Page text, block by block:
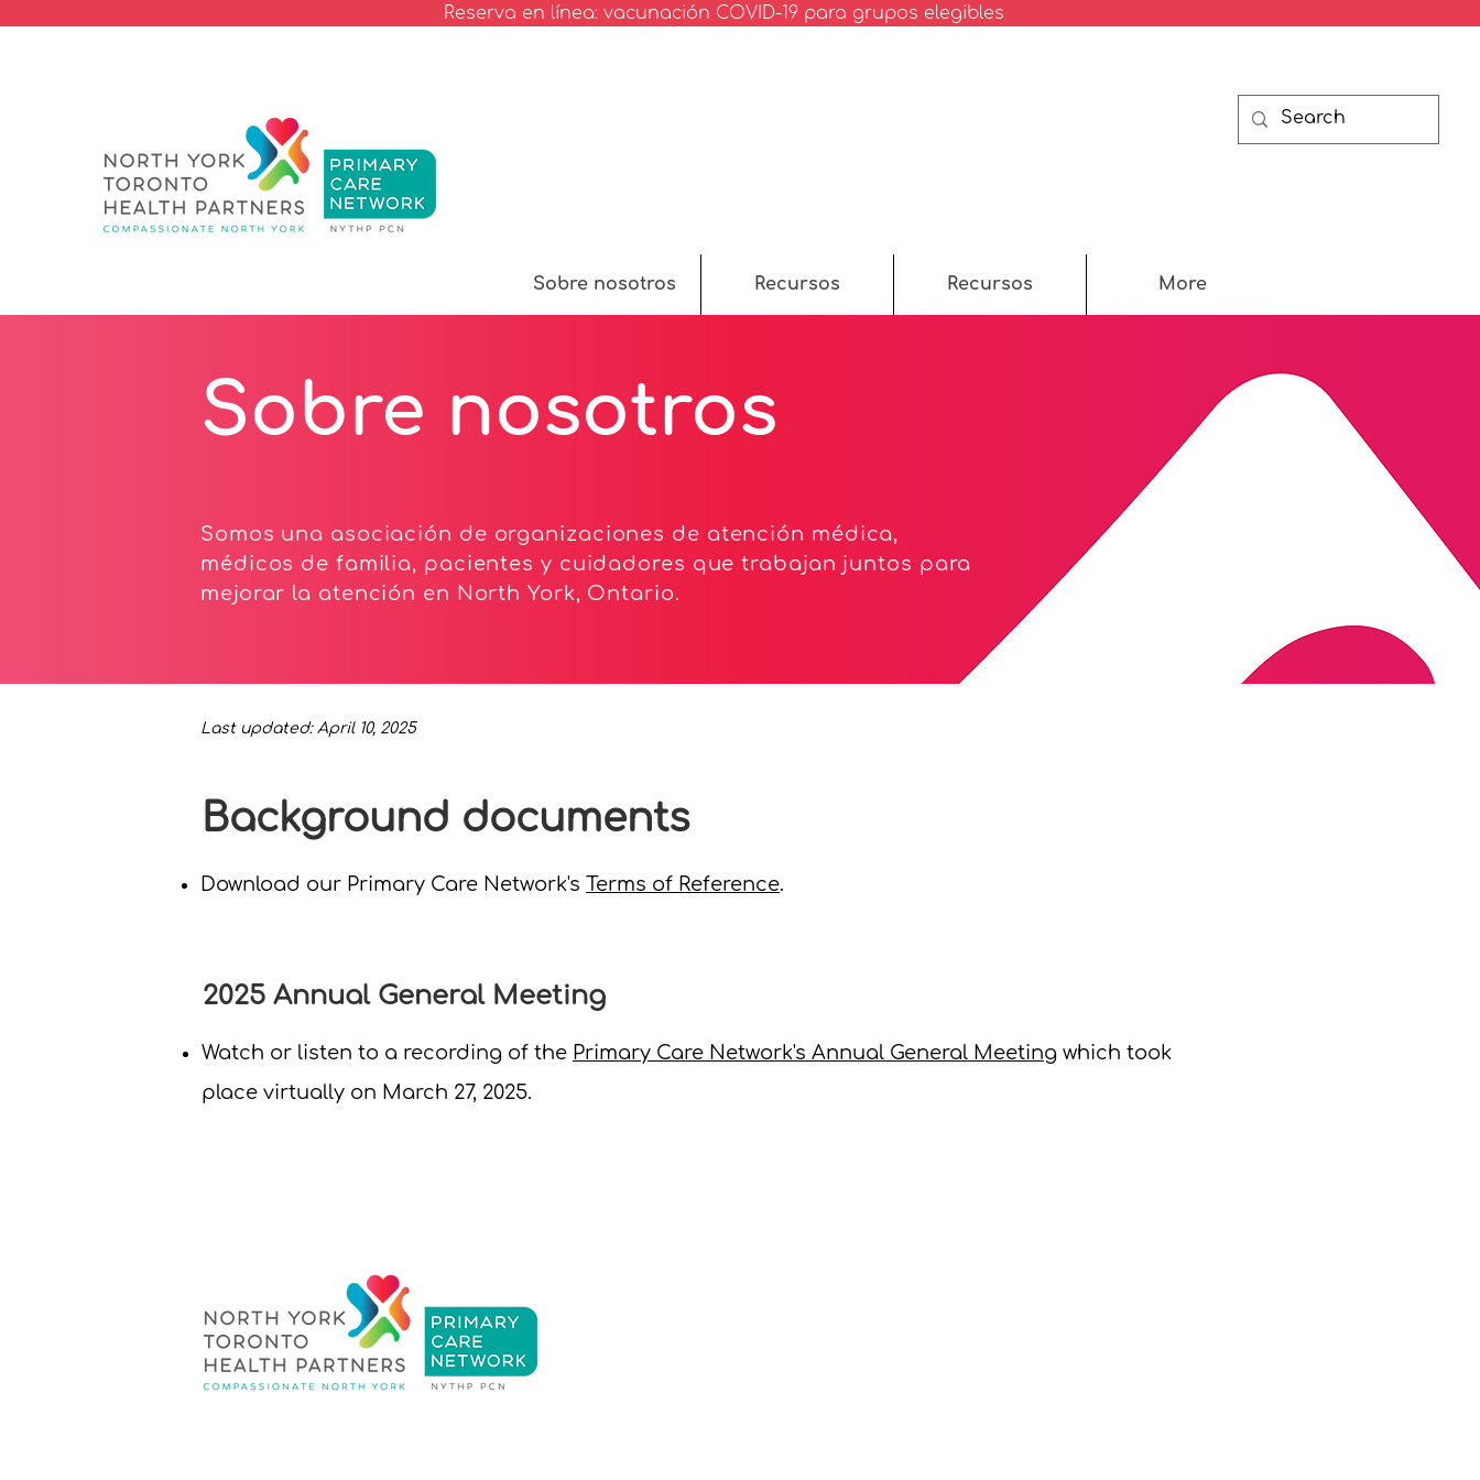
Reserva en línea: vacunación COVID-19 para grupos elegibles
Sobre nosotros Recursos Recursos More
Sobre nosotros
Somos una asociación de organizaciones de atención médica,
médicos de familia, pacientes y cuidadores que trabajan juntos para
mejorar la atención en North York, Ontario.
Last updated: April 10, 2025
Background documents
Download our Primary Care Network's Terms of Reference.
2025 Annual General Meeting
Watch or listen to a recording of the Primary Care Network's Annual General Meeting which took
place virtually on March 27, 2025.